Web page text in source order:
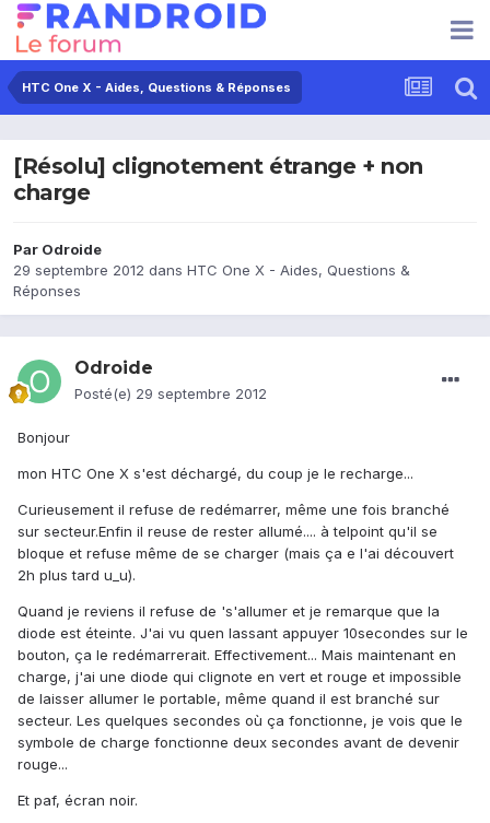
HTC One X - Aides, Questions & Réponses
[Résolu] clignotement étrange + non
charge
Par Odroide
29 septembre 2012 dans HTC One X - Aides, Questions &
Réponses
Odroide
Posté(e) 29 septembre 2012
Bonjour
mon HTC One X s'est déchargé, du coup je le recharge...
Curieusement il refuse de redémarrer, même une fois branché
sur secteur.Enfin il reuse de rester allumé.... à telpoint qu'il se
bloque et refuse même de se charger (mais ça e l'ai découvert
2h plus tard u_u).
Quand je reviens il refuse de 's'allumer et je remarque que la
diode est éteinte. J'ai vu quen lassant appuyer 10secondes sur le
bouton, ça le redémarrerait. Effectivement... Mais maintenant en
charge, j'ai une diode qui clignote en vert et rouge et impossible
de laisser allumer le portable, même quand il est branché sur
secteur. Les quelques secondes où ça fonctionne, je vois que le
symbole de charge fonctionne deux secondes avant de devenir
rouge...
Et paf, écran noir.